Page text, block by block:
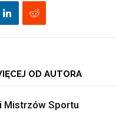
OD AUTORA
Mistrzów Sportu